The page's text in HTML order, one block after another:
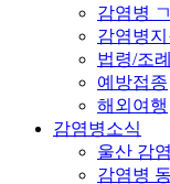
감염병
감염병지
법령/조례
예방접종
해외여행
감염병소식
울산 감
감염병